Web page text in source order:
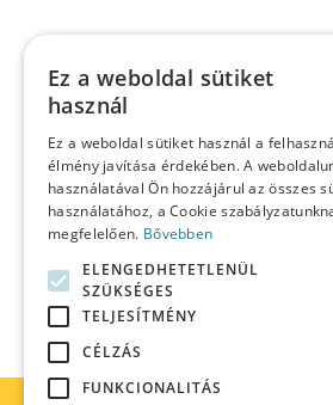
Honlap
A nevem, e-mail címem,
HOZZÁSZÓLÁS KÜLDÉSE
Ez a weboldal sütiket
használ
Ez a weboldal sütiket használ a
élmény javítása érdekében. A
használatával Ön hozzájárul az összes
használatához, a Cookie
megfelelően. Bővebben
ELENGEDHETETLENÜL
SZÜKSÉGES
TELJESÍTMÉNY
CÉLZÁS
FUNKCIONALITÁS